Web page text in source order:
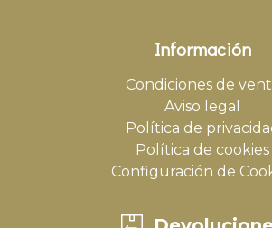
Información
Condiciones de
Aviso legal
Política de
Política de cookies
Configuración de